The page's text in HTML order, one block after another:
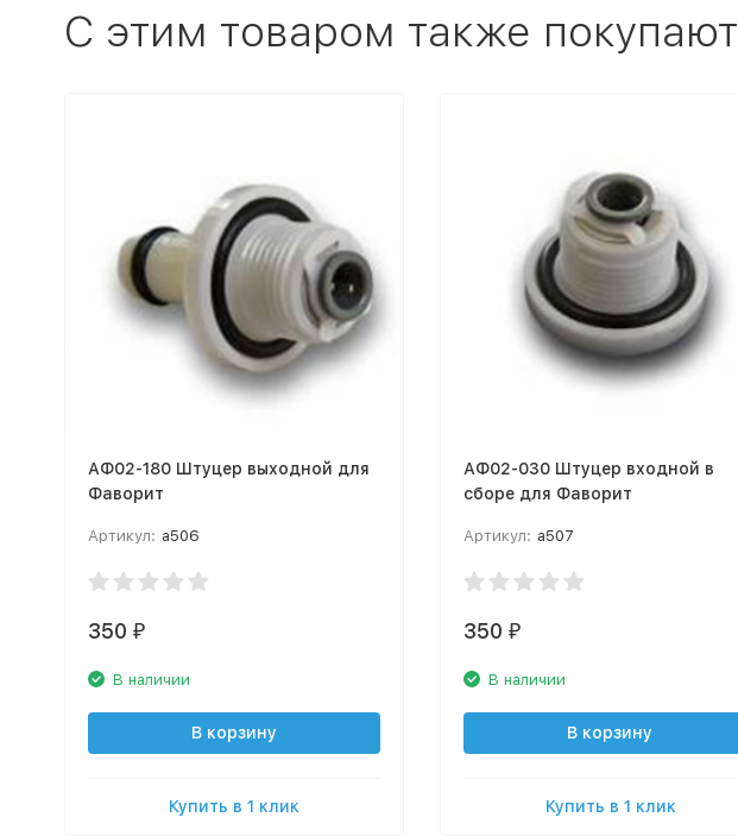
C этим товаром также покупают
АФ02-180 Штуцер выходной для
Фаворит
Артикул: а506
350 ₽
В наличии
В корзину
Купить в 1 клик
АФ02-030 Штуцер входной в
сборе для Фаворит
Артикул: а507
350 ₽
В наличии
В корзину
Купить в 1 клик